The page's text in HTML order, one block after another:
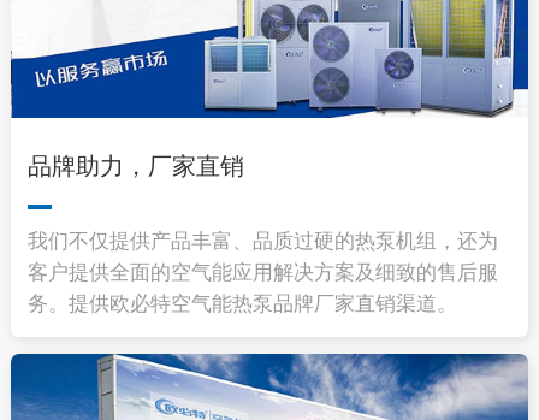
品牌助力，厂家直销
我们不仅提供产品丰富、品质过硬的热泵机组，还为
客户提供全面的空气能应用解决方案及细致的售后服
务。提供欧必特空气能热泵品牌厂家直销渠道。